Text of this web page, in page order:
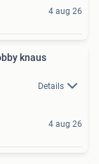
4 aug 26
Details
4 aug 26